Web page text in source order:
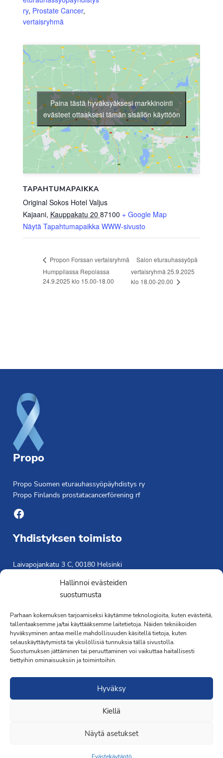
Hallinnoi evästeiden
suostumusta
Parhaan kokemuksen tarjoamiseksi käytämme teknologioita, kuten evästeitä,
tallentaaksemme ja/tai käyttääksemme laitetietoja. Näiden tekniikoiden
hyväksyminen antaa meille mahdollisuuden käsitellä tietoja, kuten
selauskäyttäytymistä tai yksilöllisiä tunnuksia tällä sivustolla.
Suostumuksen jättäminen tai peruuttaminen voi vaikuttaa haitallisesti
tiettyihin ominaisuuksiin ja toimintoihin.
Hyväksy
Kiellä
Näytä asetukset
ry, Prostate Cancer,
vertaisryhmä
TAPAHTUMAPAIKKA
Original Sokos Hotel Valjus
Kajaani, Kauppakatu 20 87100 + Google Map
Näytä Tapahtumapaikka WWW-sivusto
Paina tästä hyväksyäksesi markkinointi
evästeet ottaaksesi tämän sisällön käyttöön
Propon Forssan vertaisryhmä
Humppilassa Repolassa
24.9.2025 klo 15.00-18.00
Salon eturauhassyöpä
vertaisryhmä 25.9.2025
klo 18.00-20.00
Propo
Propo Suomen eturauhassyöpäyhdistys ry
Propo Finlands prostatacancerförening rf
Facebook
Yhdistyksen toimisto
Laivapojankatu 3 C, 00180 Helsinki
Saavutettavuusseloste »
Toiminnanjohtaja
Kimmo Järvinen
Terveydenhoitaja
041 501 4176
·Toteutus ja ylläpitoMMD Networks